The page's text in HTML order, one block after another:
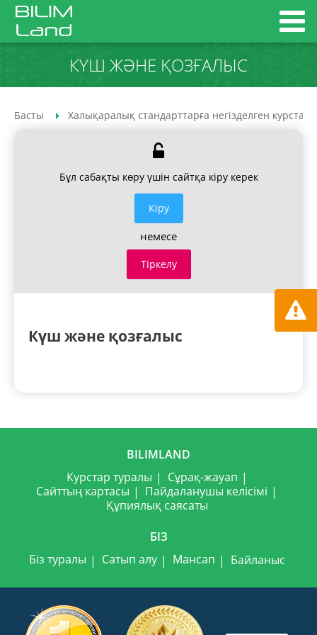
КҮШ ЖӘНЕ ҚОЗҒАЛЫС
Басты Халықаралық стандарттарға негізделген курстар
Бұл сабақты көру үшін сайтқа кіру керек
Кiру
немесе
Тіркелу
Күш және қозғалыс
BILIMLAND
Курстар туралы
Сұрақ-жауап
Сайттың картасы
Пайдаланушы келісімі
Құпиялық саясаты
БІЗ
Біз туралы
Сатып алу Мансап Байланыс